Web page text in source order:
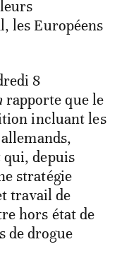
les Européens
8
rapporte que le
incluant les
depuis
stratégie
travail de
hors état de
de drogue